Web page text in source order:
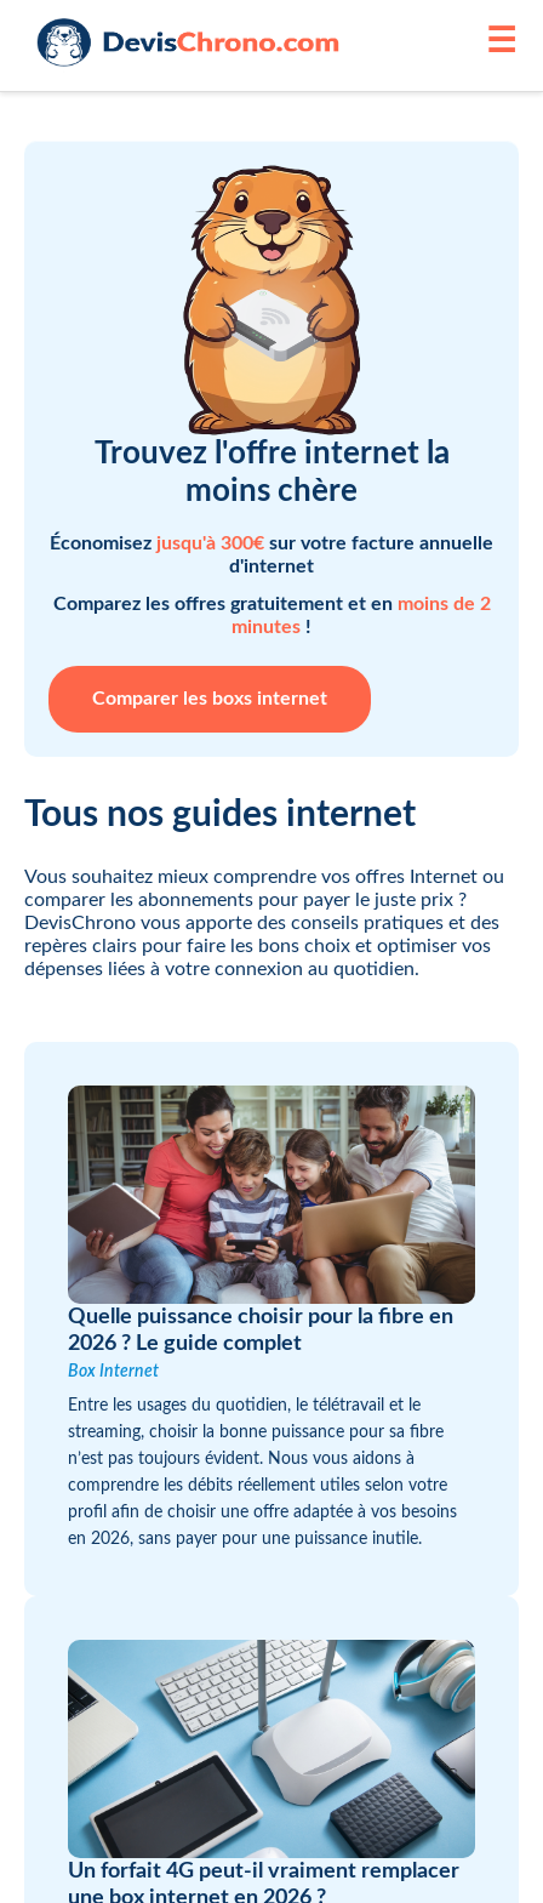
☰
Trouvez l'offre internet la
moins chère
Économisez jusqu'à 300€ sur votre facture annuelle
d'internet
Comparez les offres gratuitement et en moins de 2
minutes !
Comparer les boxs internet
Tous nos guides internet
Vous souhaitez mieux comprendre vos offres Internet ou
comparer les abonnements pour payer le juste prix ?
DevisChrono vous apporte des conseils pratiques et des
repères clairs pour faire les bons choix et optimiser vos
dépenses liées à votre connexion au quotidien.
Quelle puissance choisir pour la fibre en
2026 ? Le guide complet
Box Internet
Entre les usages du quotidien, le télétravail et le
streaming, choisir la bonne puissance pour sa fibre
n’est pas toujours évident. Nous vous aidons à
comprendre les débits réellement utiles selon votre
profil afin de choisir une offre adaptée à vos besoins
en 2026, sans payer pour une puissance inutile.
Un forfait 4G peut-il vraiment remplacer